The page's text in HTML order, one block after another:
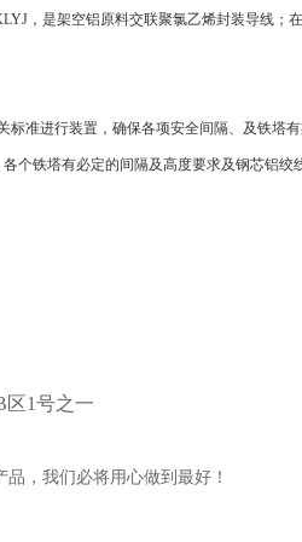
，是架空铝原料交联聚氯乙烯封装导线；
准进行装置，确保各项安全间隔、及铁塔
个铁塔有必定的间隔及高度要求及钢芯铝
区1号之一
，我们必将用心做到最好！